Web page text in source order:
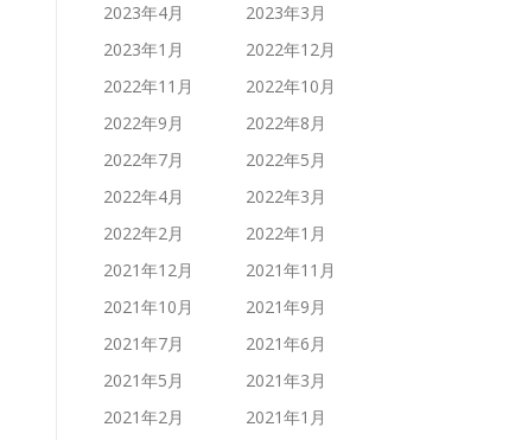
2023年4月
2023年3月
2023年1月
2022年12月
2022年11月
2022年10月
2022年9月
2022年8月
2022年7月
2022年5月
2022年4月
2022年3月
2022年2月
2022年1月
2021年12月
2021年11月
2021年10月
2021年9月
2021年7月
2021年6月
2021年5月
2021年3月
2021年2月
2021年1月